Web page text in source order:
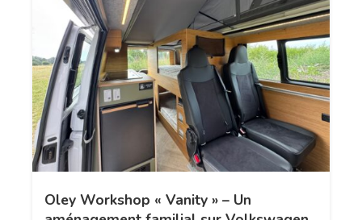
Oley Workshop « Vanity » – Un